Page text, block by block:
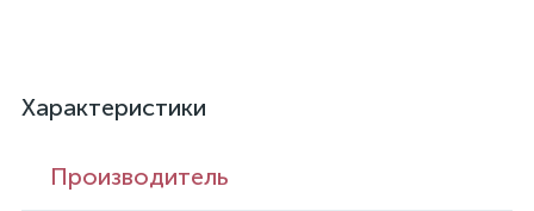
Характеристики
Производитель